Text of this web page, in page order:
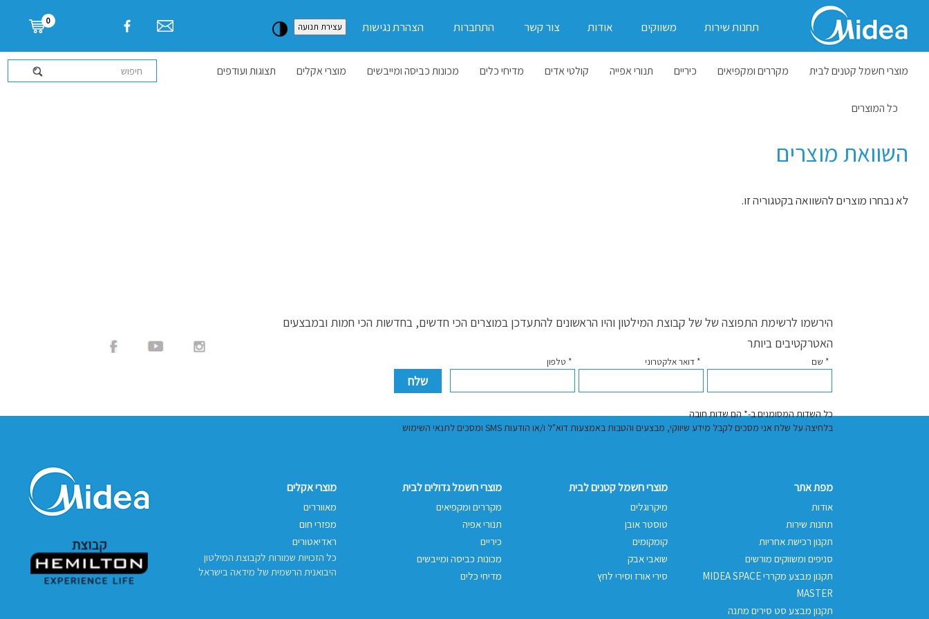
תחנות שירות
משווקים אודות צור קשר התחברות הצהרת נגישות עצירת תנועה
0
מוצרי חשמל קטנים לבית מקררים ומקפיאים כיריים תנורי אפייה קולטי אדים מדיחי כלים מכונות כביסה ומייבשים מוצרי אקלים תצוגות ועודפים
כל המוצרים
השוואת מוצרים
לא נבחרו מוצרים להשוואה בקטגוריה זו.
הירשמו לרשימת התפוצה של של קבוצת המילטון והיו הראשונים להתעדכן במוצרים הכי חדשים, בחדשות הכי חמות ובמבצעים
האטרקטיבים ביותר
* שם * דואר אלקטרוני * טלפון
כל השדות המסומנים ב-* הם שדות חובה
בלחיצה על שלח אני מסכים לקבל מידע שיווקי, מבצעים והטבות באמצעות דוא"ל ו/או הודעות SMS ומסכים לתנאי השימוש
מפת אתר
אודות
תחנות שירות
תקנון רכישת אחריות
סניפים ומשווקים מורשים
תקנון מבצע מקררי MIDEA SPACE
MASTER
תקנון מבצע סט סירים מתנה
מוצרי חשמל קטנים לבית
מיקרוגלים
טוסטר אובן
קומקומים
שואבי אבק
סירי אורז וסירי לחץ
מוצרי חשמל גדולים לבית
מקררים ומקפיאים
תנורי אפיה
כיריים
מכונות כביסה ומייבשים
מדיחי כלים
מוצרי אקלים
מאווררים
מפזרי חום
ראדיאטורים
כל הזכויות שמורות לקבוצת המילטון
היבואנית הרשמית של מידאה בישראל